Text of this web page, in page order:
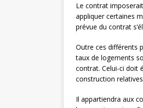
Le contrat
appliquer certaines
prévue du contrat
Outre ces différents
taux de logements
contrat. Celui-ci doit
construction
Il appartiendra aux